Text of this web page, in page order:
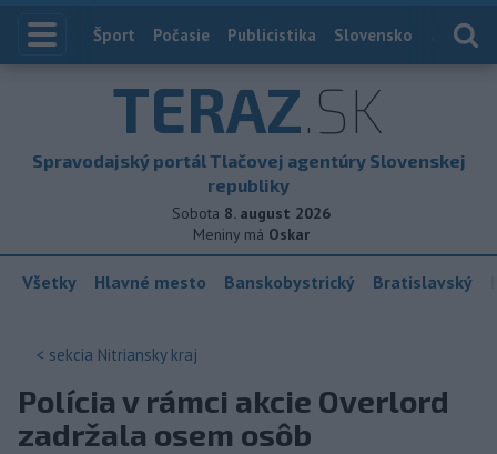
Index
Šport Počasie Publicistika Slovensko
TERAZ.SK
Spravodajský portál Tlačovej agentúry Slovenskej
republiky
Sobota 8. august 2026
Meniny má Oskar
Všetky Hlavné mesto Banskobystrický Bratislavský
< sekcia Nitriansky kraj
Polícia v rámci akcie Overlord
zadržala osem osôb